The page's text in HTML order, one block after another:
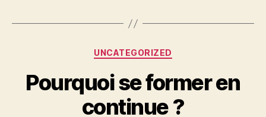
Catégories
UNCATEGORIZED
Pourquoi se former en
continue ?